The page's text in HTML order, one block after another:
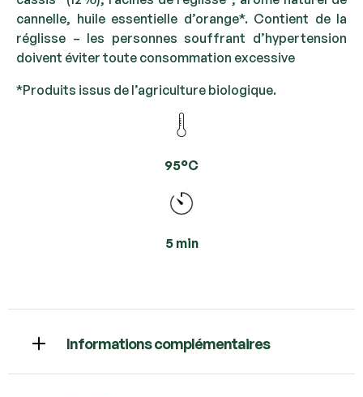
cannelle, huile essentielle d’orange*. Contient de la
réglisse – les personnes souffrant d’hypertension
doivent éviter toute consommation excessive
*Produits issus de l’agriculture biologique.
95°C
5 min
Informations complémentaires